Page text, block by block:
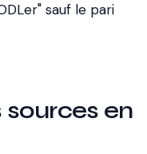
sauf le pari
sources en